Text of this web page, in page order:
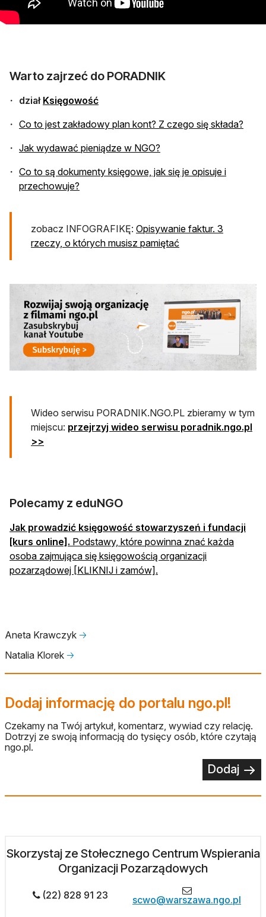
Warto zajrzeć do PORADNIK
dział Księgowość
Co to jest zakładowy plan kont? Z czego się składa?
Jak wydawać pieniądze w NGO?
Co to są dokumenty księgowe, jak się je opisuje i
przechowuje?
zobacz INFOGRAFIKĘ: Opisywanie faktur. 3
rzeczy, o których musisz pamiętać
Wideo serwisu PORADNIK.NGO.PL zbieramy w tym
miejscu: przejrzyj wideo serwisu poradnik.ngo.pl
>>
Polecamy z eduNGO
Jak prowadzić księgowość stowarzyszeń i fundacji
[kurs online]. Podstawy, które powinna znać każda
osoba zajmująca się księgowością organizacji
pozarządowej [KLIKNIJ i zamów].
Aneta Krawczyk 🡢
Natalia Klorek 🡢
Dodaj informację do portalu ngo.pl!
Czekamy na Twój artykuł, komentarz, wywiad czy relację.
Dotrzyj ze swoją informacją do tysięcy osób, które czytają
ngo.pl.
Dodaj
Skorzystaj ze Stołecznego Centrum Wspierania
Organizacji Pozarządowych
(22) 828 91 23 scwo@warszawa.ngo.pl